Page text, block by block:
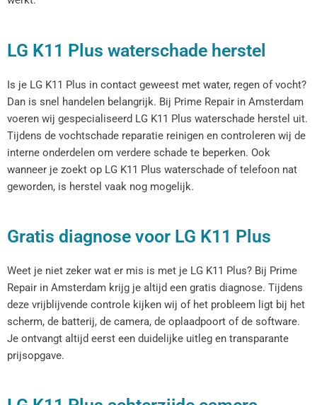
LG K11 Plus waterschade herstel
Is je LG K11 Plus in contact geweest met water, regen of vocht?
Dan is snel handelen belangrijk. Bij Prime Repair in Amsterdam
voeren wij gespecialiseerd LG K11 Plus waterschade herstel uit.
Tijdens de vochtschade reparatie reinigen en controleren wij de
interne onderdelen om verdere schade te beperken. Ook
wanneer je zoekt op LG K11 Plus waterschade of telefoon nat
geworden, is herstel vaak nog mogelijk.
Gratis diagnose voor LG K11 Plus
Weet je niet zeker wat er mis is met je LG K11 Plus? Bij Prime
Repair in Amsterdam krijg je altijd een gratis diagnose. Tijdens
deze vrijblijvende controle kijken wij of het probleem ligt bij het
scherm, de batterij, de camera, de oplaadpoort of de software.
Je ontvangt altijd eerst een duidelijke uitleg en transparante
prijsopgave.